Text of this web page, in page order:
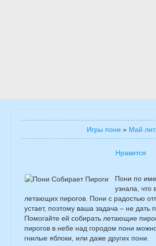
Игры пони » Май
Нравится
Пони по
узнала, что
летающих пирогов. Пони с радостью
устает, поэтому ваша задача – не дать
Помогайте ей собирать летающие
пирогов в небе над городом пони
гнилые яблоки, или даже других пони.